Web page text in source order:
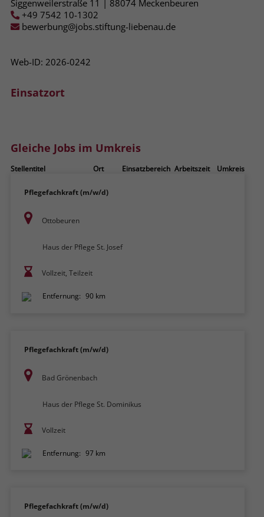
Siggenweilerstraße 11 | 88074 Meckenbeuren
+49 7542 10-1302
bewerbung@jobs.stiftung-liebenau.de
Web-ID: 2026-0242
Einsatzort
Gleiche Jobs im Umkreis
Stellentitel Ort Einsatzbereich Arbeitszeit Umkreis
Pflegefachkraft (m/w/d)
Ottobeuren
Haus der Pflege St. Josef
Vollzeit, Teilzeit
Entfernung: 90 km
Pflegefachkraft (m/w/d)
Bad Grönenbach
Haus der Pflege St. Dominikus
Vollzeit
Entfernung: 97 km
Pflegefachkraft (m/w/d)
zeigen. Das _fbp-Cookie sammelt keine
persönlich identifizierbaren
Informationen und wird von Facebook